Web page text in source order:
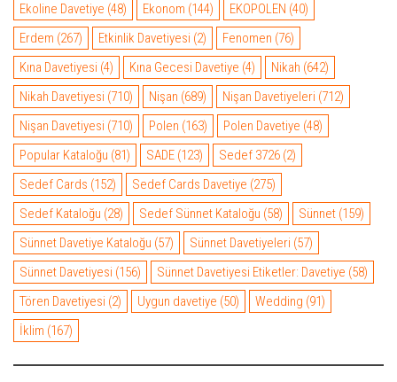
Ekoline Davetiye (48) Ekonom (144) EKOPOLEN (40)
Erdem (267) Etkinlik Davetiyesi (2) Fenomen (76)
Kına Davetiyesi (4) Kına Gecesi Davetiye (4) Nikah (642)
Nikah Davetiyesi (710) Nişan (689) Nişan Davetiyeleri (712)
Nişan Davetiyesi (710) Polen (163) Polen Davetiye (48)
Popular Kataloğu (81) SADE (123) Sedef 3726 (2)
Sedef Cards (152) Sedef Cards Davetiye (275)
Sedef Kataloğu (28) Sedef Sünnet Kataloğu (58) Sünnet (159)
Sünnet Davetiye Kataloğu (57) Sünnet Davetiyeleri (57)
Sünnet Davetiyesi (156) Sünnet Davetiyesi Etiketler: Davetiye (58)
Tören Davetiyesi (2) Uygun davetiye (50) Wedding (91)
İklim (167)